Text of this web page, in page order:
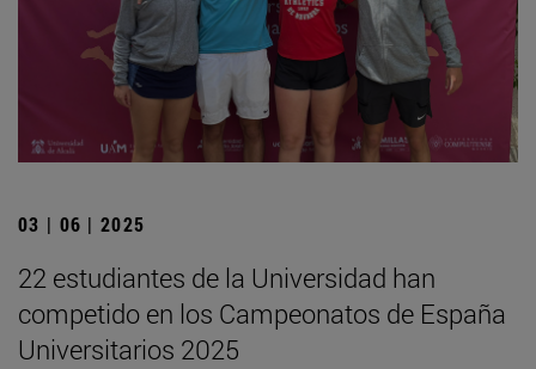
03 | 06 | 2025
22 estudiantes de la Universidad han
competido en los Campeonatos de España
Universitarios 2025